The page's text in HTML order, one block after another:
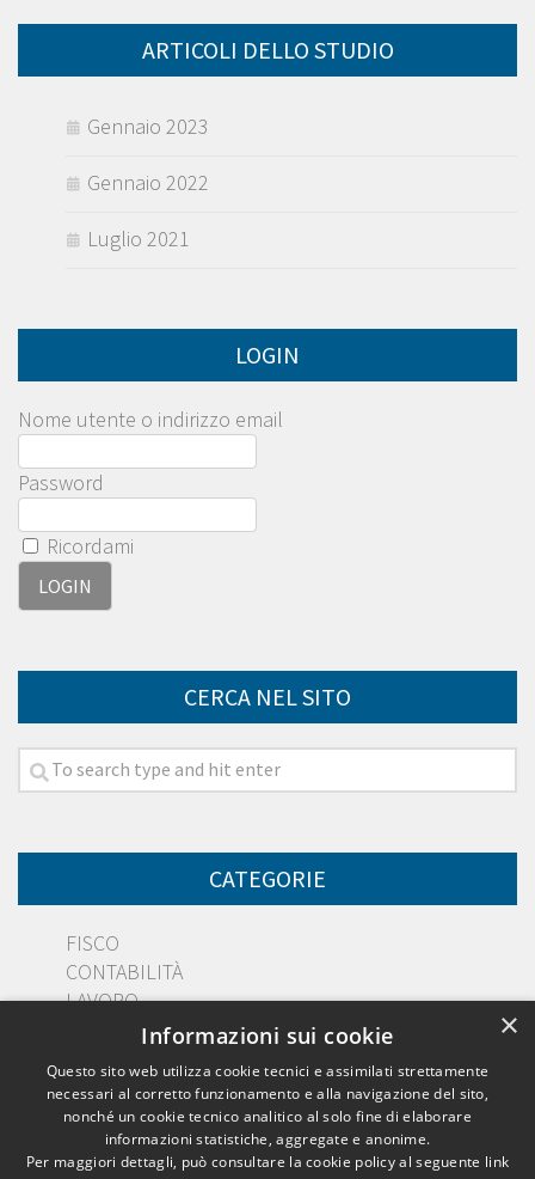
ARTICOLI DELLO STUDIO
Gennaio 2023
Gennaio 2022
Luglio 2021
LOGIN
Nome utente o indirizzo email
Password
Ricordami
CERCA NEL SITO
CATEGORIE
FISCO
CONTABILITÀ
LAVORO
×
Informazioni sui cookie
Questo sito web utilizza cookie tecnici e assimilati strettamente
necessari al corretto funzionamento e alla navigazione del sito,
nonché un cookie tecnico analitico al solo fine di elaborare
informazioni statistiche, aggregate e anonime.
Per maggiori dettagli, può consultare la cookie policy al seguente link